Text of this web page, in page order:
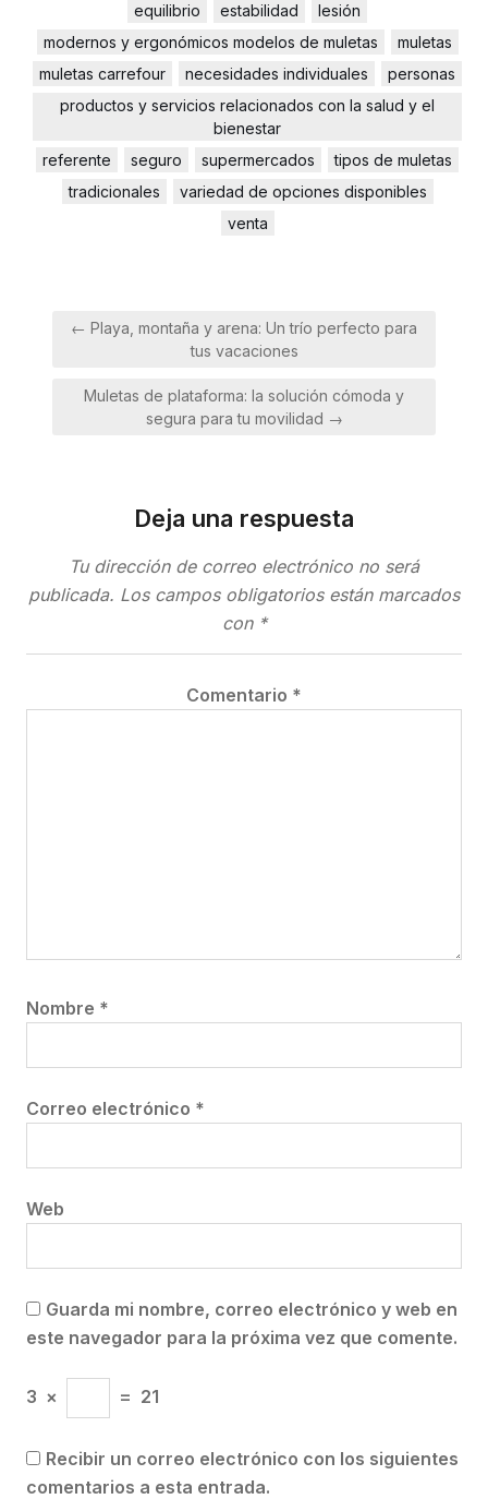
equilibrio
estabilidad
lesión
modernos y ergonómicos modelos de muletas
muletas
muletas carrefour
necesidades individuales
personas
productos y servicios relacionados con la salud y el
bienestar
referente
seguro supermercados
tipos de muletas
tradicionales
variedad de opciones disponibles
venta
Navegación
← Playa, montaña y arena: Un trío perfecto para
tus vacaciones
Muletas de plataforma: la solución cómoda y
segura para tu movilidad →
Deja una respuesta
Tu dirección de correo electrónico no será
publicada. Los campos obligatorios están marcados
con *
Comentario *
Nombre *
Correo electrónico *
Web
Guarda mi nombre, correo electrónico y web en
este navegador para la próxima vez que comente.
3 × = 21
Recibir un correo electrónico con los siguientes
comentarios a esta entrada.